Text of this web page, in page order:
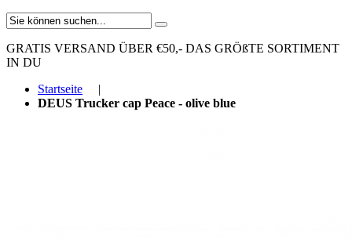
GRATIS VERSAND ÜBER €50,- DAS GRÖßTE SORTIMENT
IN DU
Startseite
|
DEUS Trucker cap Peace - olive blue